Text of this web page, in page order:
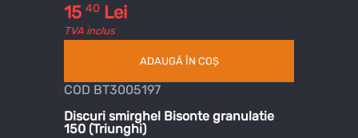
15 40 Lei
TVA inclus
ADAUGĂ ÎN COȘ
COD BT3005197
Discuri smirghel Bisonte granulatie
150 (Triunghi)